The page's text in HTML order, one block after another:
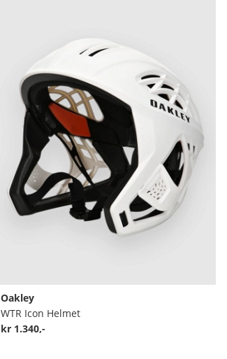
Oakley
WTR Icon Helmet
kr 1.340,-